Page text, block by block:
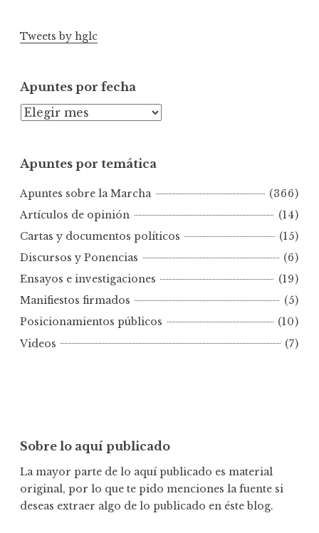
Tweets by hglc
Apuntes por fecha
A
n
e
s
p
f
e
c
a
Apuntes por temática
Apuntes sobre la Marcha
(366)
Artículos de opinión
(14)
Cartas y documentos políticos
(15)
Discursos y Ponencias
(6)
Ensayos e investigaciones
(19)
Manifiestos firmados
(5)
Posicionamientos públicos
(10)
Videos
(7)
Sobre lo aquí publicado
La mayor parte de lo aquí publicado es material
original, por lo que te pido menciones la fuente si
deseas extraer algo de lo publicado en éste blog.